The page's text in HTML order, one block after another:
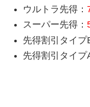
ウルトラ先得：
スーパー先得：
先得割引タイプ
先得割引タイプ